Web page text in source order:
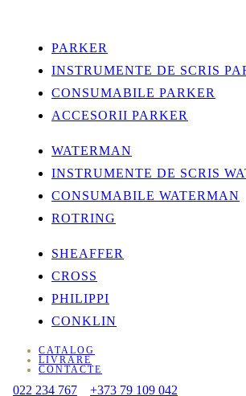
PARKER
INSTRUMENTE DE SCRIS
CONSUMABILE PARKER
ACCESORII PARKER
WATERMAN
INSTRUMENTE DE SCRIS
CONSUMABILE WATERMAN
ROTRING
SHEAFFER
CROSS
PHILIPPI
CONKLIN
CATALOG
LIVRARE
CONTACTE
022 234 767 +373 79 109 042